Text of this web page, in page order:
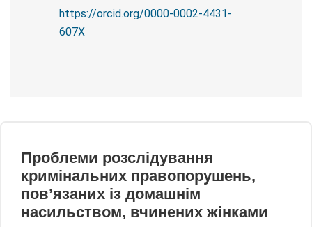
https://orcid.org/0000-0002-4431-
607X
Проблеми розслідування
кримінальних правопорушень,
пов’язаних із домашнім
насильством, вчинених жінками